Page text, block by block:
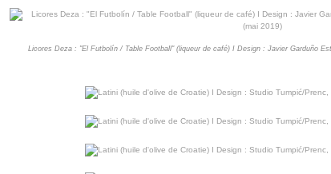
Licores Deza : "El Futbolín / Table Football" (liqueur de café) I Design : Javier Garduño